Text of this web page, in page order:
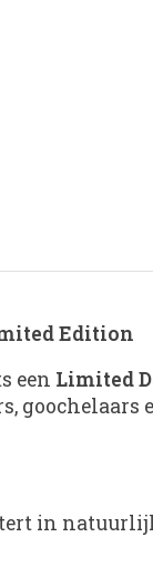
Edition
een Limited
goochelaars
in